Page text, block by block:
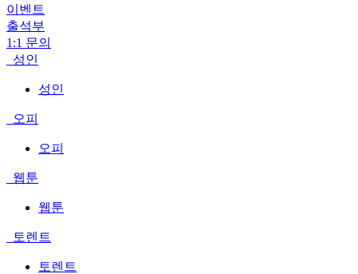
이벤트
출석부
1:1 문의
성인
성인
오피
오피
웹툰
웹툰
토렌트
토렌트